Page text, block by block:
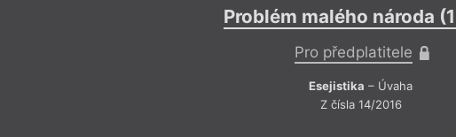
Problém malého národa
Pro předplatitele
Esejistika – Úvaha
Z čísla 14/2016